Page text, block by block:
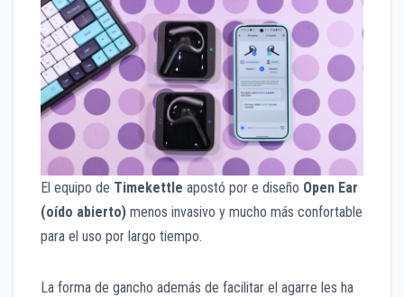
El equipo de Timekettle apostó por e diseño Open Ear
(oído abierto) menos invasivo y mucho más confortable
para el uso por largo tiempo.
La forma de gancho además de facilitar el agarre les ha